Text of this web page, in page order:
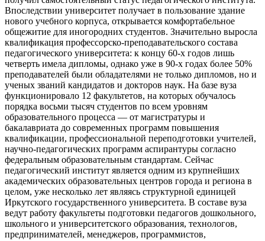
Впоследствии университет получает в пользование здание
нового учебного корпуса, открывается комфортабельное
общежитие для иногородних студентов. Значительно выросла
квалификация профессорско-преподавательского состава
педагогического университета: к концу 60-х годов лишь
четверть имела дипломы, однако уже в 90-х годах более 50%
преподавателей были обладателями не только дипломов, но и
ученых званий кандидатов и докторов наук. На базе вуза
функционировало 12 факультетов, на которых обучалось
порядка восьми тысяч студентов по всем уровням
образовательного процесса — от магистратуры и
бакалавриата до современных программ повышения
квалификации, профессиональной переподготовки учителей,
научно-педагогических программ аспирантуры согласно
федеральным образовательным стандартам. Сейчас
педагогический институт является одним из крупнейших
академических образовательных центров города и региона в
целом, уже несколько лет являясь структурной единицей
Иркутского государственного университета. В составе вуза
ведут работу факультеты подготовки педагогов дошкольного,
школьного и университетского образования, технологов,
предпринимателей, менеджеров, программистов,